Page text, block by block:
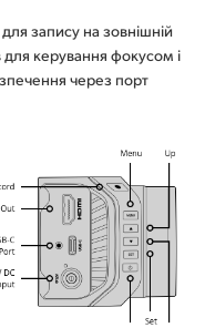
запису на зовнішній
для керування фокусом і
через порт